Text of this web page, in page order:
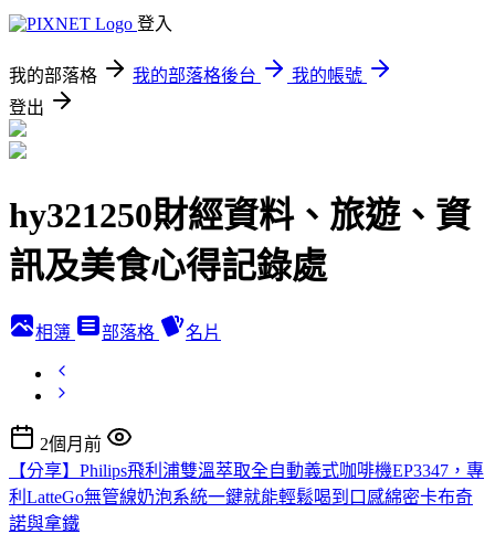
登入
我的部落格 我的部落格後台
我的帳號
登出
hy321250財經資料、旅遊、資
訊及美食心得記錄處
相簿 部落格 名片
2個月前
【分享】Philips飛利浦雙溫萃取全自動義式咖啡機EP3347，專
利LatteGo無管線奶泡系統一鍵就能輕鬆喝到口感綿密卡布奇
諾與拿鐵